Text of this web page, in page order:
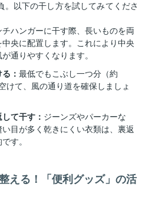
。以下の干し方を試してみてくださ
チハンガーに干す際、長いものを両
央に配置します。これにより中央
通りやすくなります。
： 最低でもこぶし一つ分（約
けて、風の通り道を確保しましょ
て干す： ジーンズやパーカーな
目が多く乾きにくい衣類は、裏返
す。
える！「便利グッズ」の活